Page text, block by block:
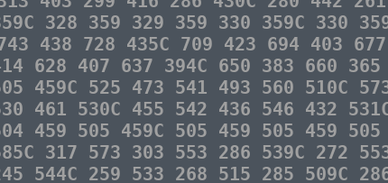
328 359 329 359 330 359C 330
438 728 435C 709 423 694 403
628 407 637 394C 650 383 660 365
459C 525 473 541 493 560 510C
461 530C 455 542 436 546 432
459 505 459C 505 459 505 459 505
317 573 303 553 286 539C 272
544C 259 533 268 515 285 509C